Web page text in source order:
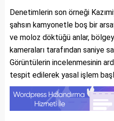
Denetimlerin son örneği
şahsın kamyonetle boş bir
ve moloz döktüğü anlar,
kameraları tarafından saniye
Görüntülerin incelenmesinin
tespit edilerek yasal işlem